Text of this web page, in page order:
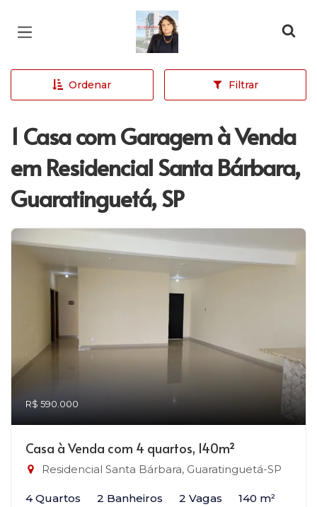
Página inicial
Ordenar Filtrar
1 Casa com Garagem à Venda
em Residencial Santa Bárbara,
Guaratinguetá, SP
R$ 590.000
Casa à Venda com 4 quartos, 140m²
Residencial Santa Bárbara, Guaratinguetá-SP
4 Quartos 2 Banheiros 2 Vagas 140 m²